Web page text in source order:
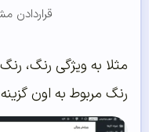
قراردادن
مثلا به ویژگی رنگ،
رنگ مربوط به اون